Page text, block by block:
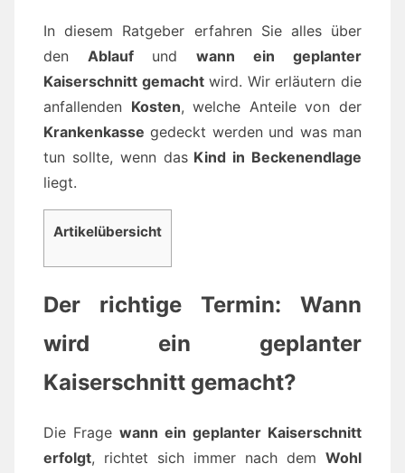
In diesem Ratgeber erfahren Sie alles über
den Ablauf und wann ein geplanter
Kaiserschnitt gemachtwird. Wir erläutern die
anfallenden Kosten, welche Anteile von der
Krankenkasse gedeckt werden und was man
tun sollte, wenn dasKind in Beckenendlage
liegt.
Artikelübersicht
Der richtige Termin: Wann
wird ein geplanter
Kaiserschnitt gemacht?
Die Frage wann ein geplanter Kaiserschnitt
erfolgt, richtet sich immer nach dem Wohl